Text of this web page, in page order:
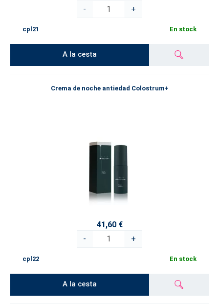
-
+
cpl21 En stock
A la cesta
Crema de noche antiedad Colostrum+
41,60 €
-
+
cpl22 En stock
A la cesta